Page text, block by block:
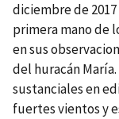
diciembre de
primera mano de
en sus
del huracán
sustanciales en
fuertes vientos y